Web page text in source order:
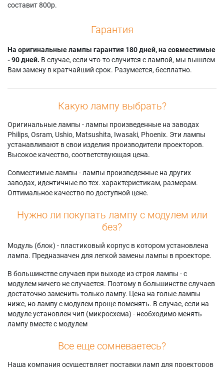
составит 800р.
Гарантия
На оригинальные лампы гарантия 180 дней, на совместимые
- 90 дней. В случае, если что-то случится с лампой, мы вышлем
Вам замену в кратчайший срок. Разумеется, бесплатно.
Какую лампу выбрать?
Оригинальные лампы - лампы произведенные на заводах
Philips, Osram, Ushio, Matsushita, Iwasaki, Phoenix. Эти лампы
устанавливают в свои изделия производители проекторов.
Высокое качество, соответствующая цена.
Совместимые лампы - лампы произведенные на других
заводах, идентичные по тех. характеристикам, размерам.
Оптимальное качество по доступной цене.
Нужно ли покупать лампу с модулем или
без?
Модуль (блок) - пластиковый корпус в котором установлена
лампа. Предназначен для легкой замены лампы в проекторе.
В большинстве случаев при выходе из строя лампы - с
модулем ничего не случается. Поэтому в большинстве случаев
достаточно заменить только лампу. Цена на голые лампы
ниже, но лампу с модулем проще поменять. В случае, если на
модуле установлен чип (микросхема) - необходимо менять
лампу вместе с модулем
Все еще сомневаетесь?
Наша компания осуществляет поставки ламп для проекторов